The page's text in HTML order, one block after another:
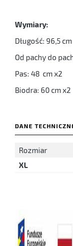
Wymiary:
Długość: 96,5 cm
Od pachy do
Pas: 48 cm x2
Biodra: 60 cm x2
DANE
Rozmiar
XL